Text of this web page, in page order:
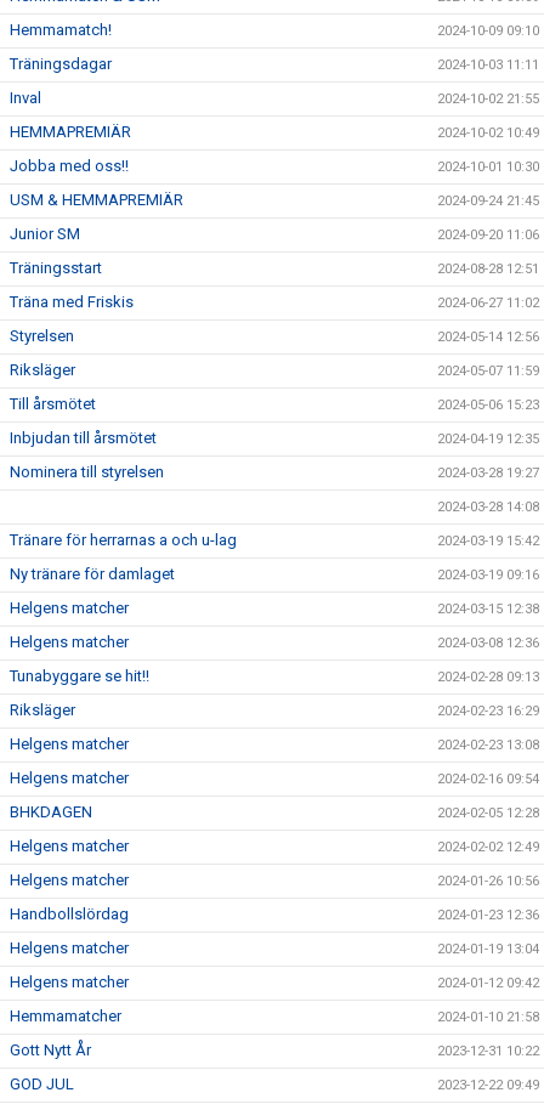
Hemmamatch! 2024-10-09 09:10
Träningsdagar 2024-10-03 11:11
Inval 2024-10-02 21:55
HEMMAPREMIÄR 2024-10-02 10:49
Jobba med oss!! 2024-10-01 10:30
USM & HEMMAPREMIÄR 2024-09-24 21:45
Junior SM 2024-09-20 11:06
Träningsstart 2024-08-28 12:51
Träna med Friskis 2024-06-27 11:02
Styrelsen 2024-05-14 12:56
Riksläger 2024-05-07 11:59
Till årsmötet 2024-05-06 15:23
Inbjudan till årsmötet 2024-04-19 12:35
Nominera till styrelsen 2024-03-28 19:27
2024-03-28 14:08
Tränare för herrarnas a och u-lag 2024-03-19 15:42
Ny tränare för damlaget 2024-03-19 09:16
Helgens matcher 2024-03-15 12:38
Helgens matcher 2024-03-08 12:36
Tunabyggare se hit!! 2024-02-28 09:13
Riksläger 2024-02-23 16:29
Helgens matcher 2024-02-23 13:08
Helgens matcher 2024-02-16 09:54
BHKDAGEN 2024-02-05 12:28
Helgens matcher 2024-02-02 12:49
Helgens matcher 2024-01-26 10:56
Handbollslördag 2024-01-23 12:36
Helgens matcher 2024-01-19 13:04
Helgens matcher 2024-01-12 09:42
Hemmamatcher 2024-01-10 21:58
Gott Nytt År 2023-12-31 10:22
GOD JUL 2023-12-22 09:49